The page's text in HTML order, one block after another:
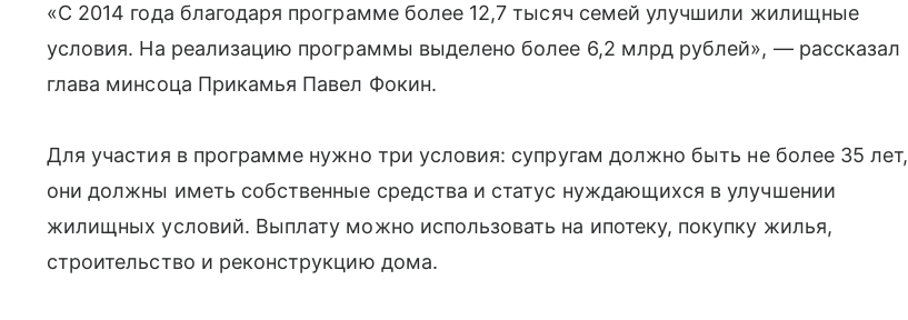
«С 2014 года благодаря программе более 12,7 тысяч семей улучшили жилищные
условия. На реализацию программы выделено более 6,2 млрд рублей», — рассказал
глава минсоца Прикамья Павел Фокин.
Для участия в программе нужно три условия: супругам должно быть не более 35 лет,
они должны иметь собственные средства и статус нуждающихся в улучшении
жилищных условий. Выплату можно использовать на ипотеку, покупку жилья,
строительство и реконструкцию дома.